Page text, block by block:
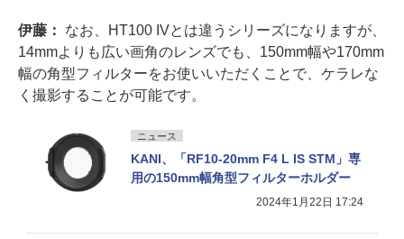
伊藤： なお、HT100 IVとは違うシリーズになりますが、
14mmよりも広い画角のレンズでも、150mm幅や170mm
幅の角型フィルターをお使いいただくことで、ケラレな
く撮影することが可能です。
ニュース
KANI、「RF10-20mm F4 L IS STM」専
用の150mm幅角型フィルターホルダー
2024年1月22日 17:24